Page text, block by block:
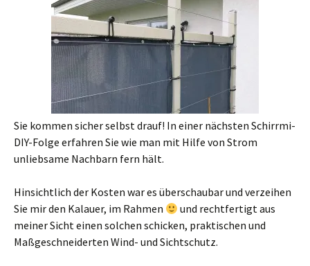
Sie kommen sicher selbst drauf! In einer nächsten Schirrmi-
DIY-Folge erfahren Sie wie man mit Hilfe von Strom
unliebsame Nachbarn fern hält.
Hinsichtlich der Kosten war es überschaubar und verzeihen
Sie mir den Kalauer, im Rahmen
und rechtfertigt aus
meiner Sicht einen solchen schicken, praktischen und
Maßgeschneiderten Wind- und Sichtschutz.